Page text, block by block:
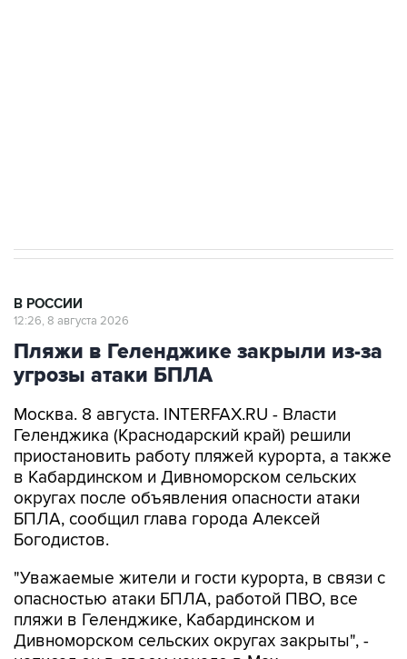
В РОССИИ
12:26, 8 августа 2026
Пляжи в Геленджике закрыли из-за
угрозы атаки БПЛА
Москва. 8 августа. INTERFAX.RU - Власти
Геленджика (Краснодарский край) решили
приостановить работу пляжей курорта, а также
в Кабардинском и Дивноморском сельских
округах после объявления опасности атаки
БПЛА, сообщил глава города Алексей
Богодистов.
"Уважаемые жители и гости курорта, в связи с
опасностью атаки БПЛА, работой ПВО, все
пляжи в Геленджике, Кабардинском и
Дивноморском сельских округах закрыты", -